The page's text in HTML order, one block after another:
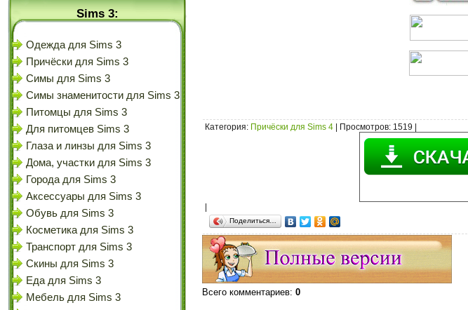
Sims 3:
Одежда для Sims 3
Причёски для Sims 3
Симы для Sims 3
Симы знаменитости для Sims 3
Питомцы для Sims 3
Для питомцев Sims 3
Глаза и линзы для Sims 3
Дома, участки для Sims 3
Города для Sims 3
Аксессуары для Sims 3
Обувь для Sims 3
Косметика для Sims 3
Транспорт для Sims 3
Скины для Sims 3
Еда для Sims 3
Мебель для Sims 3
Категория: Причёски для Sims 4 Просмотров: 1519 |
Поделиться…
Всего комментариев: 0